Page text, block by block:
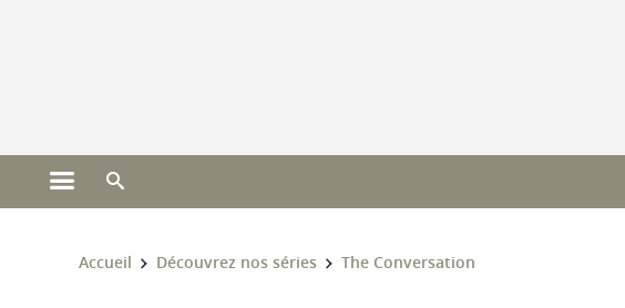
Ouvrir le menu principal
Vous êtes ici :
Accueil Découvrez nos séries The Conversation